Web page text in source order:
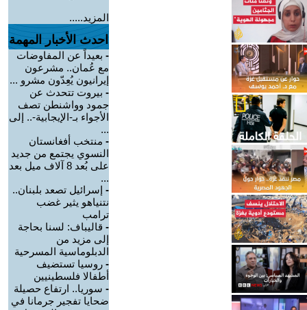
المزيد.....
احدث الأخبار المهمة
- بعيداً عن المفاوضات
مع عُمان.. مشرعون
إيرانيون يُعِدّون مشرو ...
- بيروت تتحدث عن
جمود وواشنطن تصف
الأجواء بـ-الإيجابية-.. إلى
...
- منتخب أفغانستان
النسوي يجتمع من جديد
على بُعد 8 آلاف ميل بعد
...
- إسرائيل تصعد بلبنان..
نتنياهو يثير غضب
ترامب
- قاليباف: لسنا بحاجة
إلى مزيد من
الدبلوماسية المسرحية
- روسيا تستضيف
أطفالا فلسطينيين
- سوريا.. ارتفاع حصيلة
ضحايا تفجير جرمانا في